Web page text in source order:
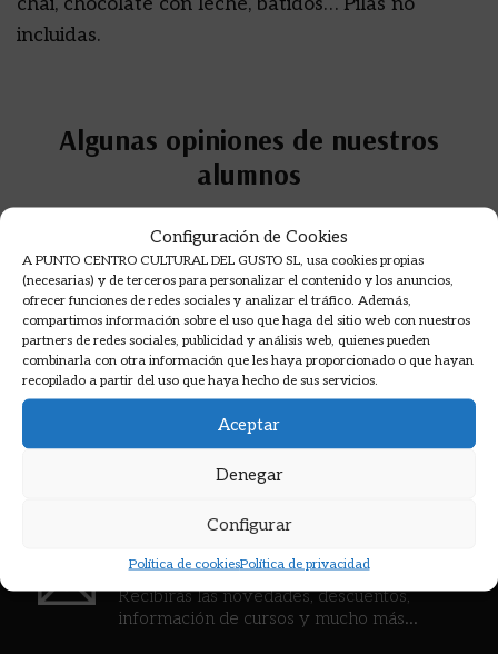
Configuración de Cookies
A PUNTO CENTRO CULTURAL DEL GUSTO SL, usa cookies propias
(necesarias) y de terceros para personalizar el contenido y los anuncios,
ofrecer funciones de redes sociales y analizar el tráfico. Además,
compartimos información sobre el uso que haga del sitio web con nuestros
partners de redes sociales, publicidad y análisis web, quienes pueden
combinarla con otra información que les haya proporcionado o que hayan
recopilado a partir del uso que haya hecho de sus servicios.
Aceptar
Denegar
Configurar
Política de cookiesPolítica de privacidad
incluidas.
Algunas opiniones de nuestros
alumnos
cocina.
Suscríbete a nuestro boletín >
Recibirás las novedades, descuentos,
información de cursos y mucho más...